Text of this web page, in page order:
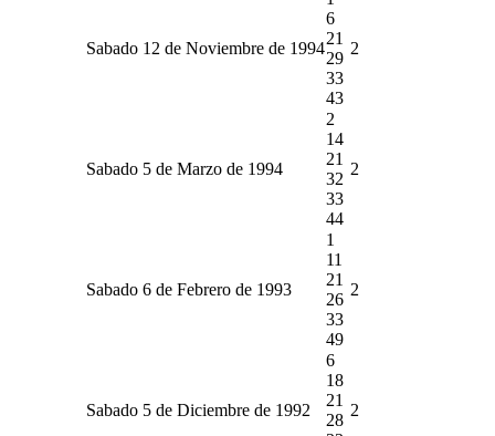
Sabado 12 de Noviembre de 1994
6
21
29
33
43
2
Sabado 5 de Marzo de 1994
2
14
21
32
33
44
2
Sabado 6 de Febrero de 1993
1
11
21
26
33
49
2
Sabado 5 de Diciembre de 1992
6
18
21
28
2